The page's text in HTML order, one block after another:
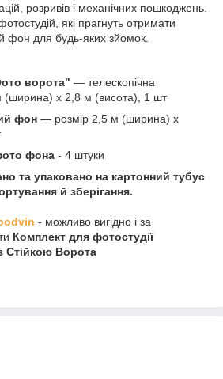
розривів і механічних пошкоджень.
які прагнуть отримати
фон для будь-яких зйомок.
ворота" — телескопічна
(ширина) х 2,8 м (висота), 1 шт
фон — розмір 2,5 м (ширина) х
фона - 4 штуки
та упаковано на картонний тубус
й зберігання.
- можливо вигідно і за
Комплект для фотостудії
Стійкою Ворота